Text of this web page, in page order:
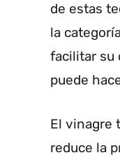
de estas
la
facilitar su
puede
El vinagre
reduce la